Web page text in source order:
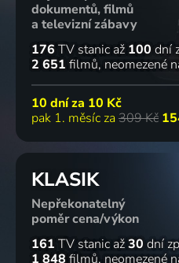
dokumentů, filmů
a televizní zábavy
176 TV stanic až 100 dní
2 651 filmů neomezené
10 dní za 10 Kč
pak 1. měsíc za 309 Kč
KLASIK
Nepřekonatelný
poměr cena/výkon
161 TV stanic až30 dní
1 848 filmů neomezené